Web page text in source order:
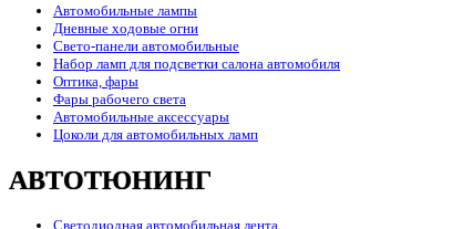
Автомобильные лампы
Дневные ходовые огни
Свето-панели автомобильные
Набор ламп для подсветки салона автомобиля
Оптика, фары
Фары рабочего света
Автомобильные аксессуары
Цоколи для автомобильных ламп
АВТОТЮНИНГ
Светодиодная автомобильная лента